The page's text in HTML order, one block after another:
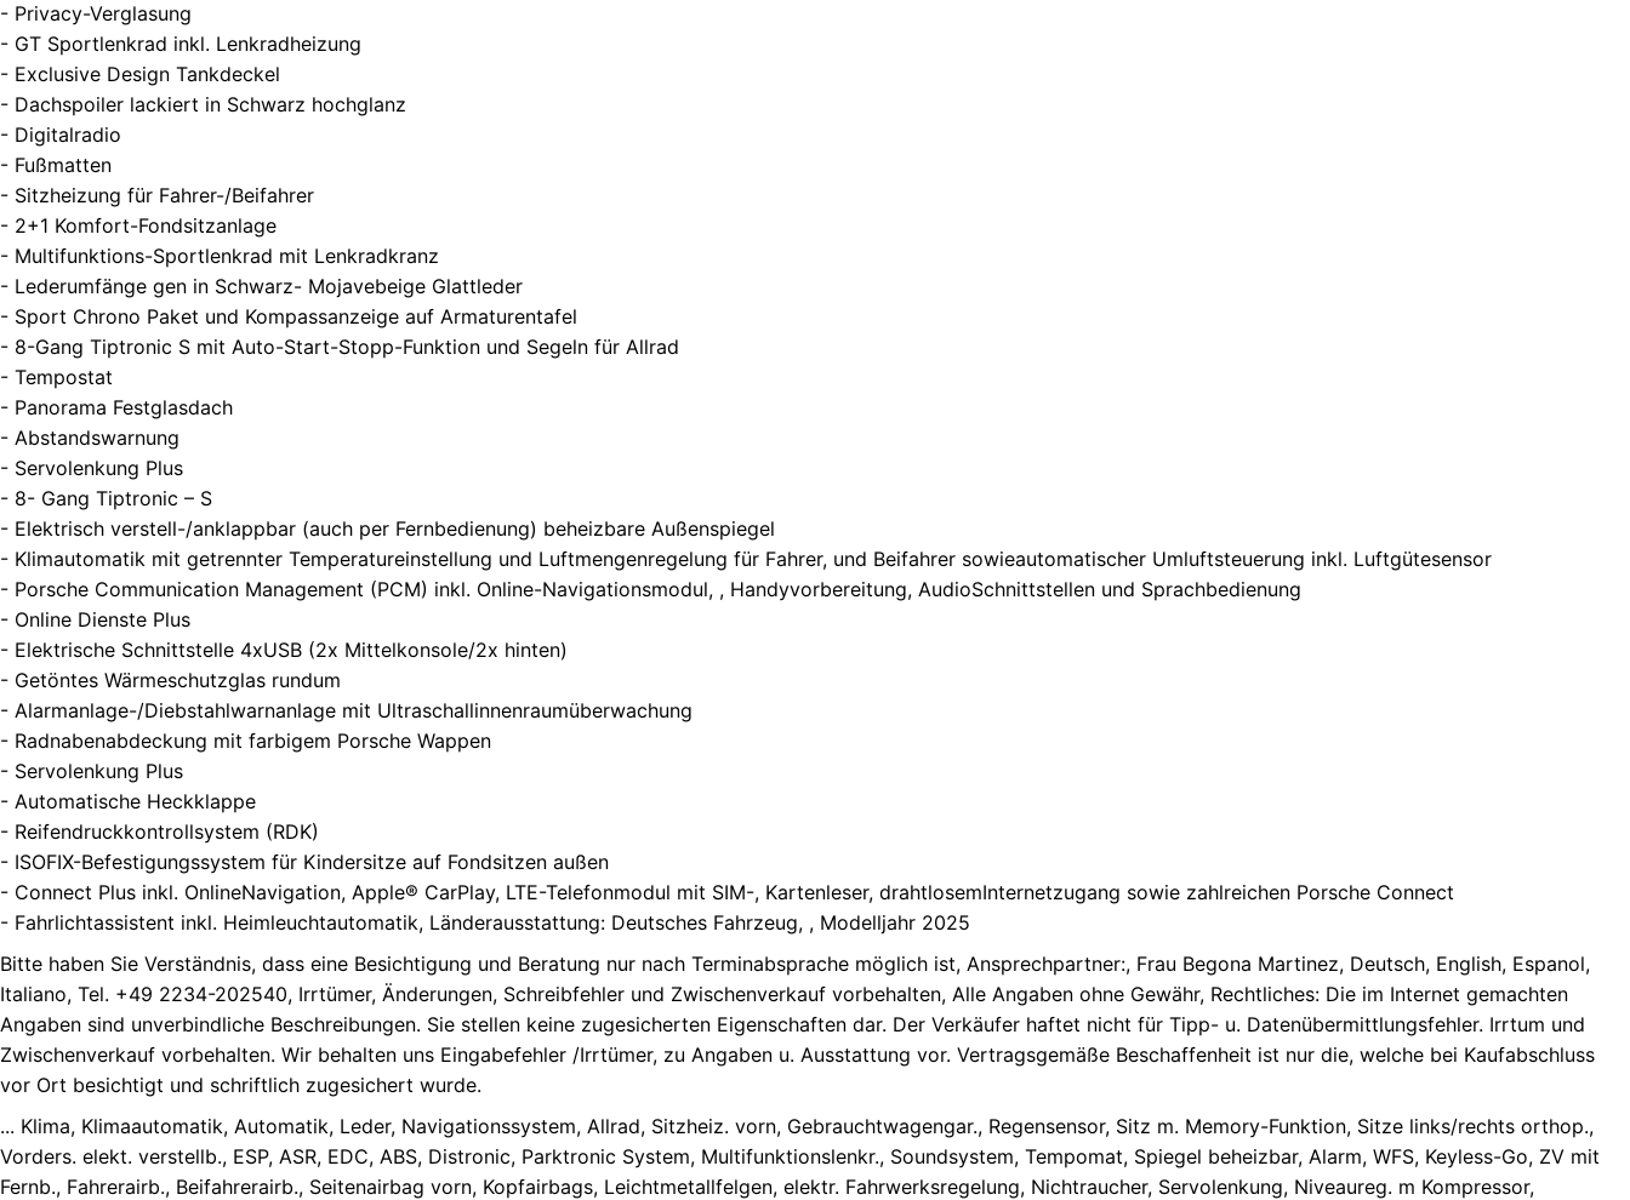
- Privacy-Verglasung
- GT Sportlenkrad inkl. Lenkradheizung
- Exclusive Design Tankdeckel
- Dachspoiler lackiert in Schwarz hochglanz
- Digitalradio
- Fußmatten
- Sitzheizung für Fahrer-/Beifahrer
- 2+1 Komfort-Fondsitzanlage
- Multifunktions-Sportlenkrad mit Lenkradkranz
- Lederumfänge gen in Schwarz- Mojavebeige Glattleder
- Sport Chrono Paket und Kompassanzeige auf Armaturentafel
- 8-Gang Tiptronic S mit Auto-Start-Stopp-Funktion und Segeln für Allrad
- Tempostat
- Panorama Festglasdach
- Abstandswarnung
- Servolenkung Plus
- 8- Gang Tiptronic – S
- Elektrisch verstell-/anklappbar (auch per Fernbedienung) beheizbare Außenspiegel
- Klimautomatik mit getrennter Temperatureinstellung und Luftmengenregelung für Fahrer, und Beifahrer sowieautomatischer Umluftsteuerung inkl. Luftgütesensor
- Porsche Communication Management (PCM) inkl. Online­-Navigationsmodul, , Handyvorbereitung, Audio­Schnittstellen und Sprachbedienung
- Online Dienste Plus
- Elektrische Schnittstelle 4xUSB (2x Mittelkonsole/2x hinten)
- Getöntes Wärmeschutzglas rundum
- Alarmanlage-/Diebstahlwarnanlage mit Ultraschallinnenraumüberwachung
- Radnabenabdeckung mit farbigem Porsche Wappen
- Servolenkung Plus
- Automatische Heckklappe
- Reifendruckkontrollsystem (RDK)
- ISOFIX-Befestigungssystem für Kindersitze auf Fondsitzen außen
- Connect Plus inkl. OnlineNavigation, Apple® CarPlay, LTE-Telefonmodul mit SIM-, Kartenleser, drahtlosemInternetzugang sowie zahlreichen Porsche Connect
- Fahrlichtassistent inkl. Heimleuchtautomatik, Länderausstattung: Deutsches Fahrzeug, , Modelljahr 2025
Bitte haben Sie Verständnis, dass eine Besichtigung und Beratung nur nach Terminabsprache möglich ist, Ansprechpartner:, Frau Begona Martinez, Deutsch, English, Espanol,
Italiano, Tel. +49 2234-202540, Irrtümer, Änderungen, Schreibfehler und Zwischenverkauf vorbehalten, Alle Angaben ohne Gewähr, Rechtliches: Die im Internet gemachten
Angaben sind unverbindliche Beschreibungen. Sie stellen keine zugesicherten Eigenschaften dar. Der Verkäufer haftet nicht für Tipp- u. Datenübermittlungsfehler. Irrtum und
Zwischenverkauf vorbehalten. Wir behalten uns Eingabefehler /Irrtümer, zu Angaben u. Ausstattung vor. Vertragsgemäße Beschaffenheit ist nur die, welche bei Kaufabschluss
vor Ort besichtigt und schriftlich zugesichert wurde.
... Klima, Klimaautomatik, Automatik, Leder, Navigationssystem, Allrad, Sitzheiz. vorn, Gebrauchtwagengar., Regensensor, Sitz m. Memory-Funktion, Sitze links/rechts orthop.,
Vorders. elekt. verstellb., ESP, ASR, EDC, ABS, Distronic, Parktronic System, Multifunktionslenkr., Soundsystem, Tempomat, Spiegel beheizbar, Alarm, WFS, Keyless-Go, ZV mit
Fernb., Fahrerairb., Beifahrerairb., Seitenairbag vorn, Kopfairbags, Leichtmetallfelgen, elektr. Fahrwerksregelung, Nichtraucher, Servolenkung, Niveaureg. m Kompressor,